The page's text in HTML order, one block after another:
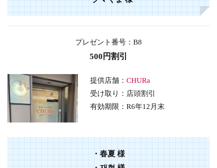
プレゼント番号：B8
500円割引
提供店舗：CHURa
受け取り：店頭割引
有効期限：R6年12月末
・春夏 様